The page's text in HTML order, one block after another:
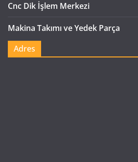
Cnc Dik İşlem Merkezi
Makina Takımı ve Yedek Parça
Adres